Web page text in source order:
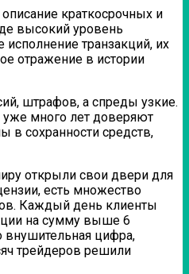
краткосрочных и
высокий уровень
транзакций, их
отражение в истории
штрафов, а спреды узкие.
много лет доверяют
в сохранности средств,
открыли свои двери для
есть множество
Каждый день клиенты
на сумму выше 6
внушительная цифра,
трейдеров решили